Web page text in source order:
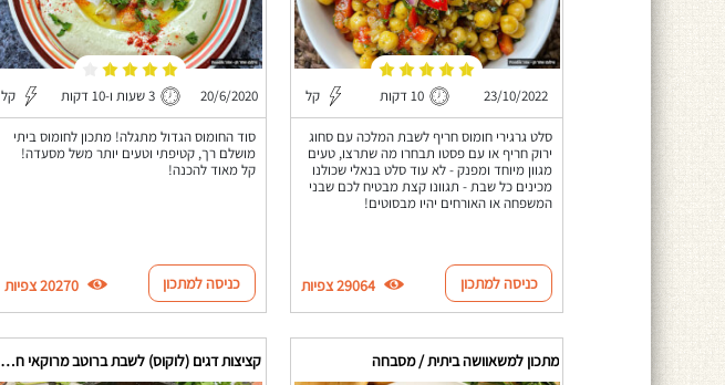
23/10/2022 10 דקות קל
סלט גרגירי חומוס חריף לשבת המלכה עם סחוג
ירוק חריף או עם פסטו תבחרו מה שתרצו, טעים
מגוון מיוחד ומפנק - לא עוד סלט בנאלי שכולנו
מכינים כל שבת - תגוונו קצת מבטיח לכם שבני
המשפחה או האורחים יהיו מבסוטים!
כניסה למתכון 29064 צפיות
20/6/2020 3 שעות ו-10 דקות קל
סוד החומוס הגדול מתגלה! מתכון לחומוס ביתי
מושלם רך, קטיפתי וטעים יותר משל מסעדה!
קל מאוד להכנה!
כניסה למתכון 20270 צפיות
מתכון למשאוושה ביתית / מסבחה קציצות דגים (לוקוס) לשבת ברוטב מרוקאי חריף